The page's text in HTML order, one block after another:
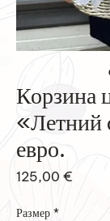
Корзина
«Летний
евро.
125,00 €
Размер *